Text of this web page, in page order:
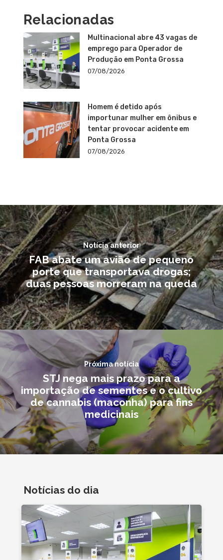
Relacionadas
Multinacional abre 43 vagas de
emprego para Operador de
Produção em Ponta Grossa
07/08/2026
Homem é detido após
importunar mulher em ônibus e
tentar provocar acidente em
Ponta Grossa
07/08/2026
Notícia anterior
FAB abate um avião de pequeno
porte que transportava drogas;
duas pessoas morreram na queda
Próxima notícia
STJ nega mais prazo para a
importação de sementes e o cultivo
de cannabis (maconha) para fins
medicinais
Notícias do dia